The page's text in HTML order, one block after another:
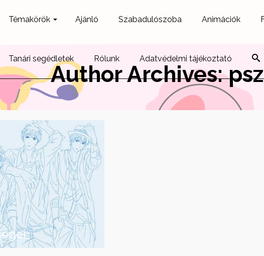
Témakörök Ajánló Szabadulószoba Animációk
Tanári segédletek Rólunk Adatvédelmi tájékoztató
Author Archives: